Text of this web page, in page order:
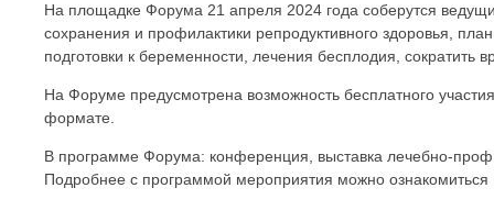
На площадке Форума 21 апреля 2024 года соберутся
сохранения и профилактики репродуктивного здоровья,
подготовки к беременности, лечения бесплодия, сократить
На Форуме предусмотрена возможность бесплатного
формате.
В программе Форума: конференция, выставка лечебно-
Подробнее с программой мероприятия можно